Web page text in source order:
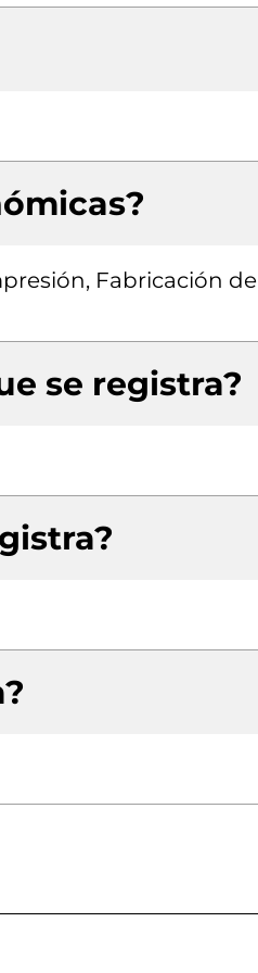
Fabricación de
se registra?